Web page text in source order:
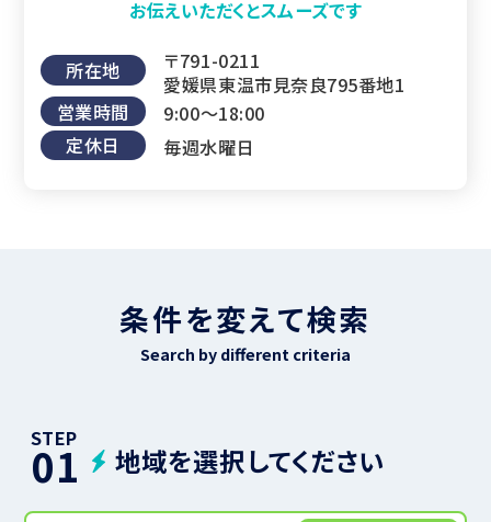
お伝えいただくとスムーズです
所在地
〒791-0211
愛媛県東温市見奈良795番地1
営業時間
9:00～18:00
定休日
毎週水曜日
条件を変えて検索
Search by different criteria
STEP
01 地域を選択してください